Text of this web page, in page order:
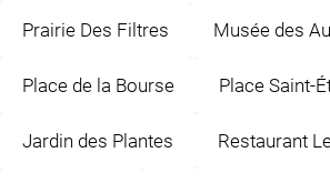
Prairie Des Filtres Musée des
Place de la Bourse Place Saint-
Jardin des Plantes Restaurant